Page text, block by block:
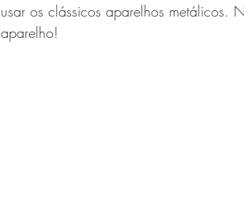
usar os clássicos aparelhos metálicos.
aparelho!